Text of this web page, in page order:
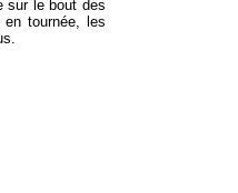
sur le bout des
tournée, les